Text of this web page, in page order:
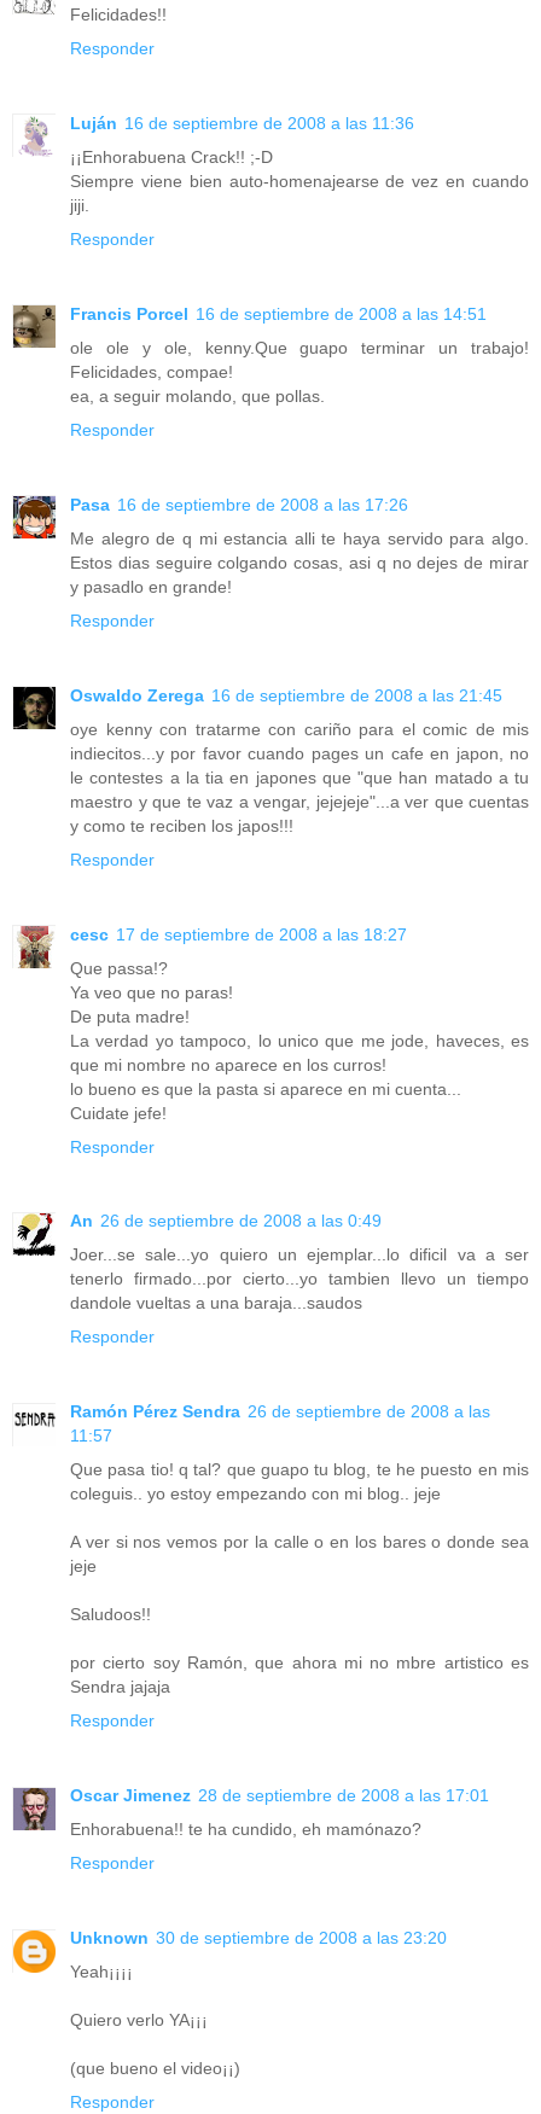
Felicidades!!
Responder
Luján 16 de septiembre de 2008 a las 11:36
¡¡Enhorabuena Crack!! ;-D
Siempre viene bien auto-homenajearse de vez en cuando
jiji.
Responder
Francis Porcel 16 de septiembre de 2008 a las 14:51
ole ole y ole, kenny.Que guapo terminar un trabajo!
Felicidades, compae!
ea, a seguir molando, que pollas.
Responder
Pasa 16 de septiembre de 2008 a las 17:26
Me alegro de q mi estancia alli te haya servido para algo.
Estos dias seguire colgando cosas, asi q no dejes de mirar
y pasadlo en grande!
Responder
Oswaldo Zerega 16 de septiembre de 2008 a las 21:45
oye kenny con tratarme con cariño para el comic de mis
indiecitos...y por favor cuando pages un cafe en japon, no
le contestes a la tia en japones que "que han matado a tu
maestro y que te vaz a vengar, jejejeje"...a ver que cuentas
y como te reciben los japos!!!
Responder
cesc 17 de septiembre de 2008 a las 18:27
Que passa!?
Ya veo que no paras!
De puta madre!
La verdad yo tampoco, lo unico que me jode, haveces, es
que mi nombre no aparece en los curros!
lo bueno es que la pasta si aparece en mi cuenta...
Cuidate jefe!
Responder
An 26 de septiembre de 2008 a las 0:49
Joer...se sale...yo quiero un ejemplar...lo dificil va a ser
tenerlo firmado...por cierto...yo tambien llevo un tiempo
dandole vueltas a una baraja...saudos
Responder
Ramón Pérez Sendra 26 de septiembre de 2008 a las
11:57
Que pasa tio! q tal? que guapo tu blog, te he puesto en mis
coleguis.. yo estoy empezando con mi blog.. jeje
A ver si nos vemos por la calle o en los bares o donde sea
jeje
Saludoos!!
por cierto soy Ramón, que ahora mi no mbre artistico es
Sendra jajaja
Responder
Oscar Jimenez 28 de septiembre de 2008 a las 17:01
Enhorabuena!! te ha cundido, eh mamónazo?
Responder
Unknown 30 de septiembre de 2008 a las 23:20
Yeah¡¡¡¡
Quiero verlo YA¡¡¡
(que bueno el video¡¡)
Responder